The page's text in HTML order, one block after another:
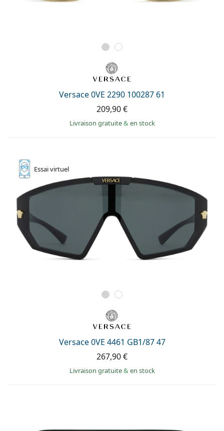
Versace 0VE 2290 100287 61
209,90 €
Livraison gratuite& en stock
Essaivirtuel
Versace 0VE 4461 GB1/87 47
267,90 €
Livraison gratuite& en stock